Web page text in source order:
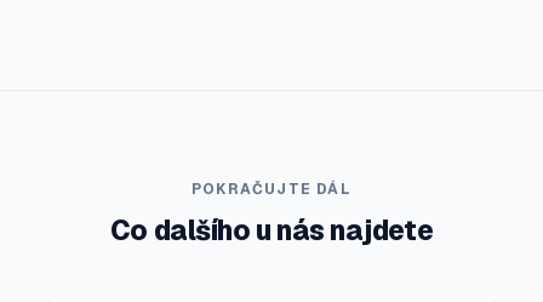
POKRAČUJTE DÁL
Co dalšího u nás najdete